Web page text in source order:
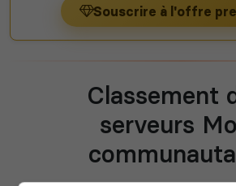
Souscrire à l'offre
Classement
serveurs